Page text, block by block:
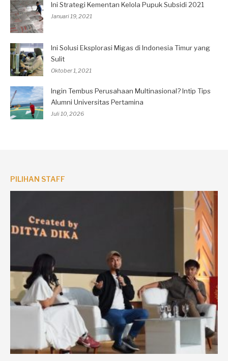
Ini Strategi Kementan Kelola Pupuk Subsidi 2021
Januari 19, 2021
Ini Solusi Eksplorasi Migas di Indonesia Timur yang
Sulit
Oktober 1, 2021
Ingin Tembus Perusahaan Multinasional? Intip Tips
Alumni Universitas Pertamina
Juli 10, 2026
PILIHAN STAFF